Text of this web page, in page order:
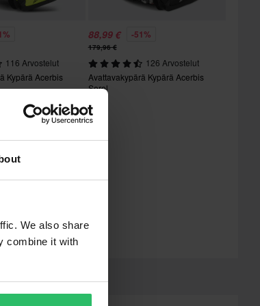
We also share
combine it with
116 Arvostelut
Kypärä Acerbis
88,99 € -51%
179,96 €
126 Arvostelut
Avattavakypärä Kypärä Acerbis
Serel